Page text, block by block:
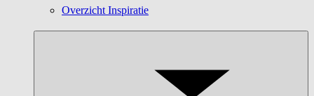
Overzicht Inspiratie